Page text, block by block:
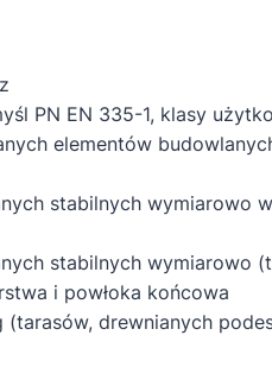
PN EN 335-1, klasy
elementów
stabilnych wymiarowo
stabilnych wymiarowo
i powłoka końcowa
(tarasów, drewnianych